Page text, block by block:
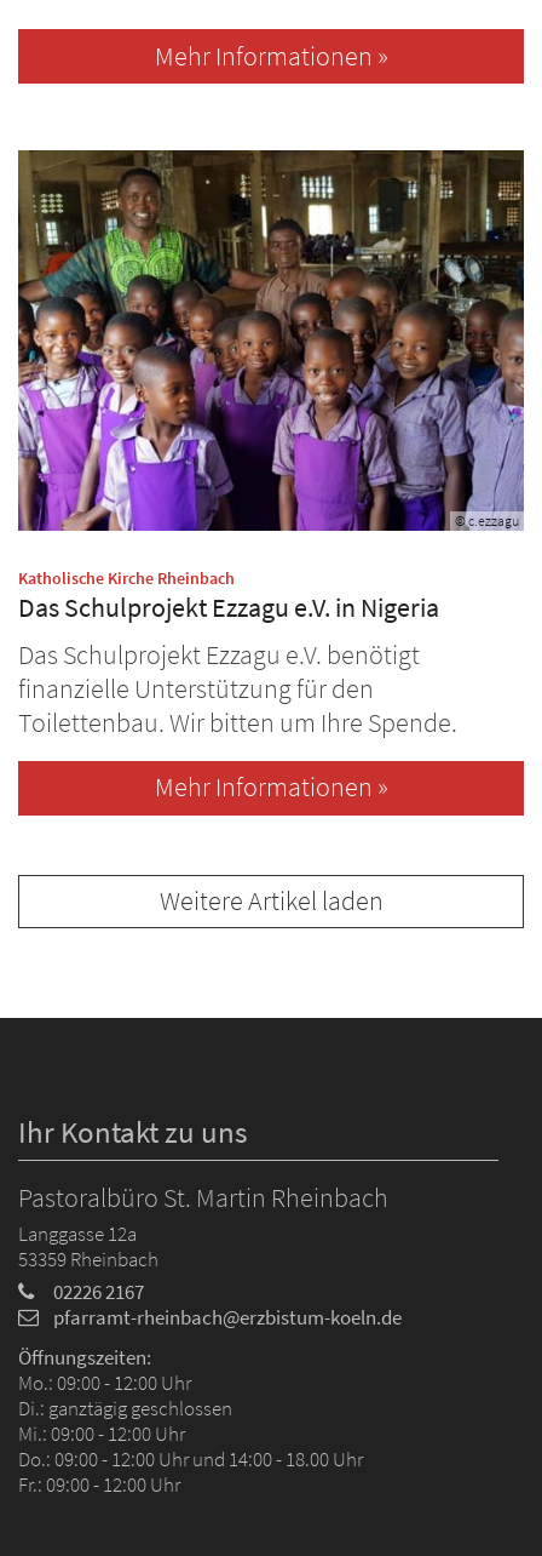
Mehr Informationen »
© c.ezzagu
Katholische Kirche Rheinbach
Das Schulprojekt Ezzagu e.V. in Nigeria
Das Schulprojekt Ezzagu e.V. benötigt
finanzielle Unterstützung für den
Toilettenbau. Wir bitten um Ihre Spende.
Mehr Informationen »
Weitere Artikel laden
Ihr Kontakt zu uns
Pastoralbüro St. Martin Rheinbach
Langgasse 12a
53359Rheinbach
02226 2167
pfarramt-rheinbach@erzbistum-koeln.de
Öffnungszeiten:
Mo.: 09:00 - 12:00 Uhr
Di.: ganztägig geschlossen
Mi.: 09:00 - 12:00 Uhr
Do.: 09:00 - 12:00 Uhr und 14:00 - 18.00 Uhr
Fr.: 09:00 - 12:00 Uhr